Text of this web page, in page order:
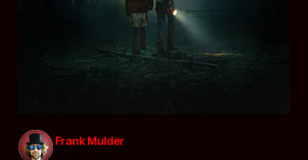
Frank Mulder